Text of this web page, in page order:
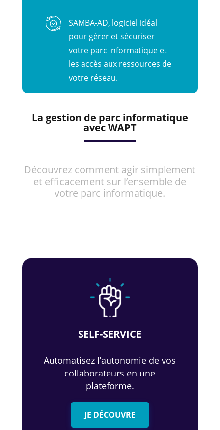
SAMBA-AD, logiciel idéal
pour gérer et sécuriser
votre parc informatique et
les accès aux ressources de
votre réseau.
La gestion de parc informatique
avec WAPT
Découvrez comment agir simplement
et efficacement sur l’ensemble de
votre parc informatique.
SELF-SERVICE
Automatisez l’autonomie de vos
collaborateurs en une
plateforme.
JE DÉCOUVRE